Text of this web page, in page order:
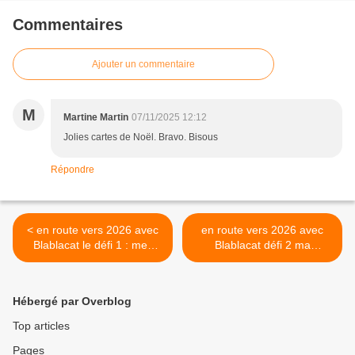
Commentaires
Ajouter un commentaire
M Martine Martin 07/11/2025 12:12
Jolies cartes de Noël. Bravo. Bisous
Répondre
< en route vers 2026 avec
Blablacat le défi 1 : mes
propositions
en route vers 2026 avec
Blablacat défi 2 ma
proposition >
Hébergé par Overblog
Top articles
Pages